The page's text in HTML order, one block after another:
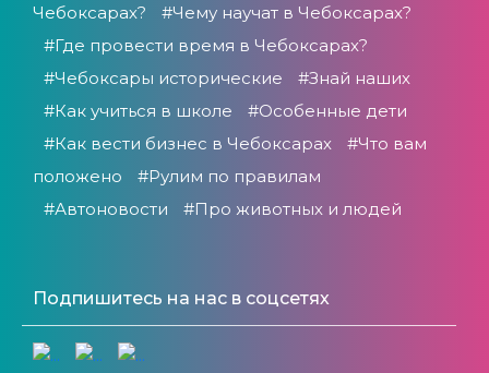
Чебоксарах?
#Чему научат в Чебоксарах?
#Где провести время в Чебоксарах?
#Чебоксары исторические
#Знай наших
#Как учиться в школе
#Особенные дети
#Как вести бизнес в Чебоксарах
#Что вам
положено
#Рулим по правилам
#Автоновости
#Про животных и людей
Подпишитесь на нас в соцсетях